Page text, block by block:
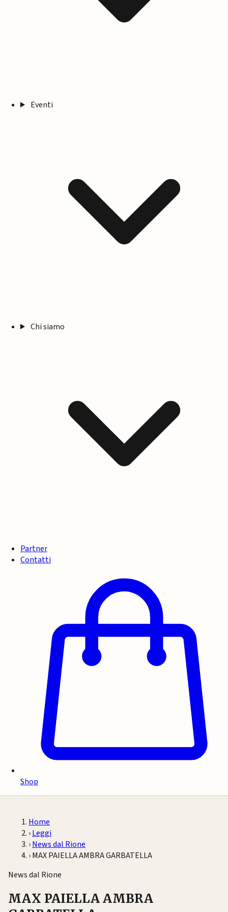
Eventi
Chi siamo
Partner
Contatti
Shop
Home
›Leggi
›News dal Rione
›MAX PAIELLA AMBRA GARBATELLA
News dal Rione
MAX PAIELLA AMBRA